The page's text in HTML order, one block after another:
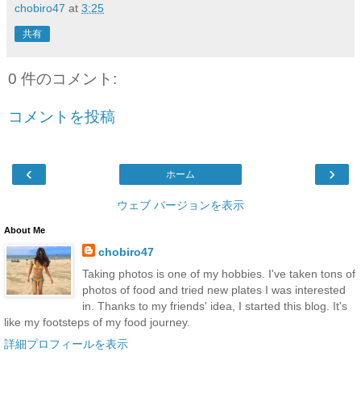
chobiro47 at 3:25
共有
0 件のコメント:
コメントを投稿
‹ ›
ホーム
ウェブ バージョンを表示
About Me
chobiro47
Taking photos is one of my hobbies. I've taken tons of
photos of food and tried new plates I was interested
in. Thanks to my friends' idea, I started this blog. It's
like my footsteps of my food journey.
詳細プロフィールを表示